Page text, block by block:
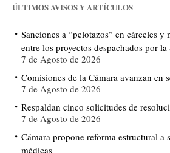
ÚLTIMOS AVISOS Y ARTÍCULOS
Sanciones a “pelotazos” en cárceles
entre los proyectos despachados por la
7 de Agosto de 2026
Comisiones de la Cámara avanzan en
7 de Agosto de 2026
Respaldan cinco solicitudes de
7 de Agosto de 2026
Cámara propone reforma estructural a
médicas